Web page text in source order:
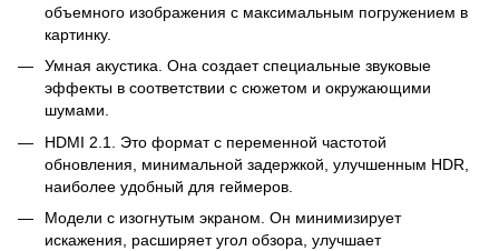
объемного изображения с максимальным погружением в
картинку.
Умная акустика. Она создает специальные звуковые
эффекты в соответствии с сюжетом и окружающими
шумами.
HDMI 2.1. Это формат с переменной частотой
обновления, минимальной задержкой, улучшенным HDR,
наиболее удобный для геймеров.
Модели с изогнутым экраном. Он минимизирует
искажения, расширяет угол обзора, улучшает